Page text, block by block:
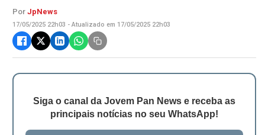
Por JpNews
17/05/2025 22h03 - Atualizado em 17/05/2025 22h03
Siga o canal da Jovem Pan News e receba as
principais notícias no seu WhatsApp!